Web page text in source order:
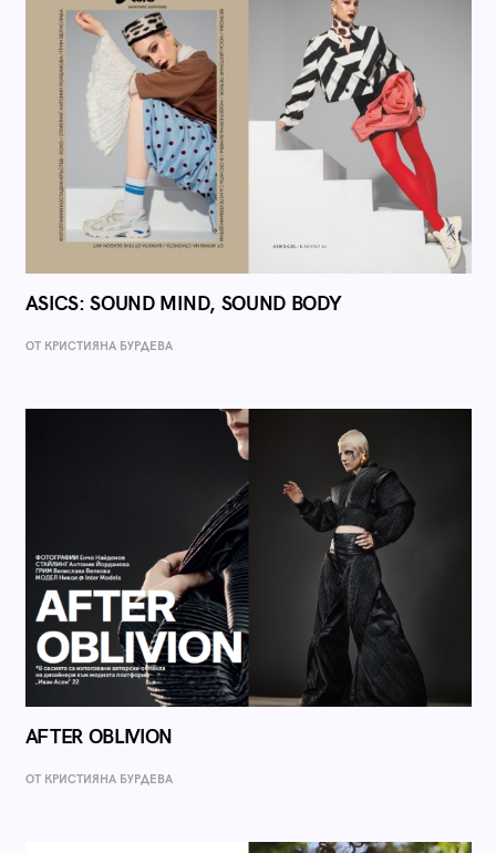
ASICS: SOUND MIND, SOUND BODY
ОТ КРИСТИЯНА БУРДЕВА
AFTER OBLIVION
ОТ КРИСТИЯНА БУРДЕВА